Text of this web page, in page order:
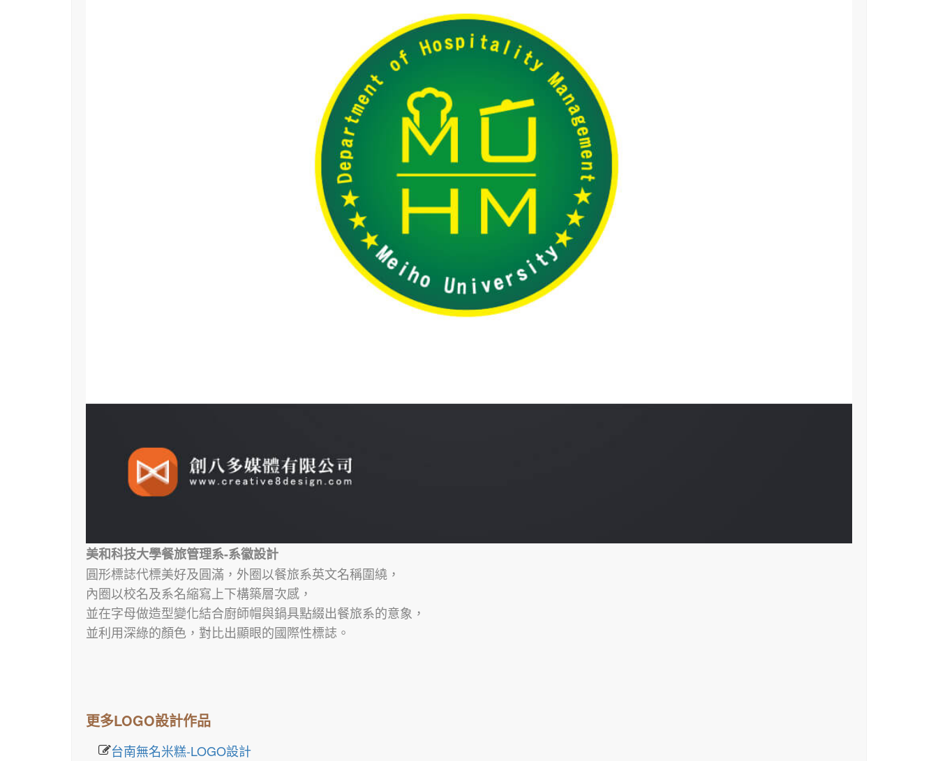
美和科技大學餐旅管理系-系徽設計
圓形標誌代標美好及圓滿，外圈以餐旅系英文名稱圍繞，
內圈以校名及系名縮寫上下構築層次感，
並在字母做造型變化結合廚師帽與鍋具點綴出餐旅系的意象，
並利用深綠的顏色，對比出顯眼的國際性標誌。
更多LOGO設計作品
台南無名米糕-LOGO設計